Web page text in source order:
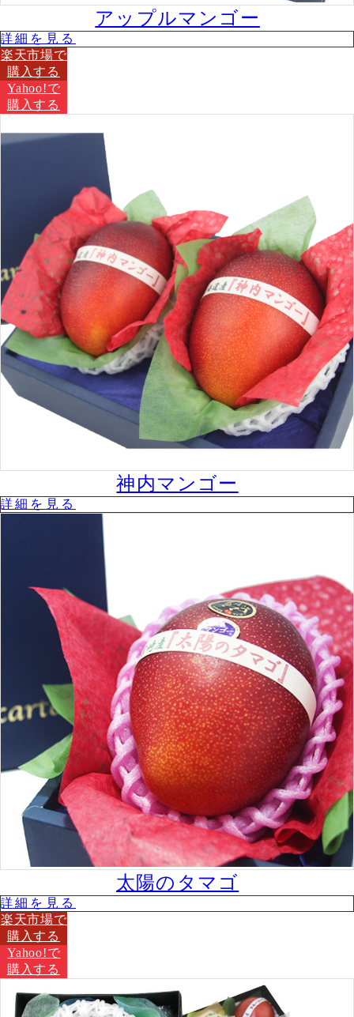
アップルマンゴー
詳細を⾒る
楽天市場で
購⼊する
Yahoo!で
購⼊する
神内マンゴー
詳細を⾒る
太陽のタマゴ
詳細を⾒る
楽天市場で
購⼊する
Yahoo!で
購⼊する